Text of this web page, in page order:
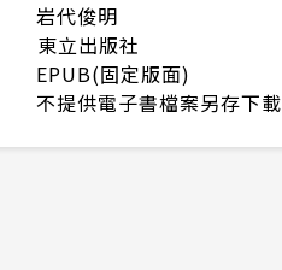
岩代俊明
東立出版社
EPUB(固定版面)
不提供電子書檔案另存下載